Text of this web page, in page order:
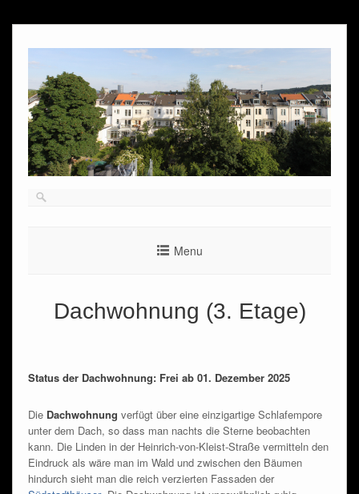
to
content
Menu
Dachwohnung (3. Etage)
Status der Dachwohnung: Frei ab 01. Dezember 2025
Die Dachwohnung verfügt über eine einzigartige Schlafempore
unter dem Dach, so dass man nachts die Sterne beobachten
kann. Die Linden in der Heinrich-von-Kleist-Straße vermitteln den
Eindruck als wäre man im Wald und zwischen den Bäumen
hindurch sieht man die reich verzierten Fassaden der